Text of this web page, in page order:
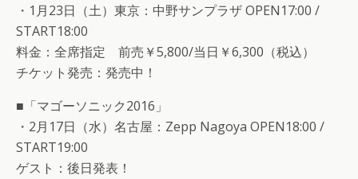
・1月23日（土）東京：中野サンプラザ OPEN17:00 /
START18:00
料金：全席指定 前売￥5,800/当日￥6,300（税込）
チケット発売：発売中！
■「マゴーソニック2016」
・2月17日（水）名古屋：Zepp Nagoya OPEN18:00 /
START19:00
ゲスト：後日発表！